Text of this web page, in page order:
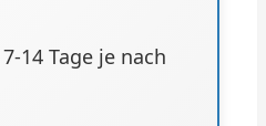
7-14 Tage je nach